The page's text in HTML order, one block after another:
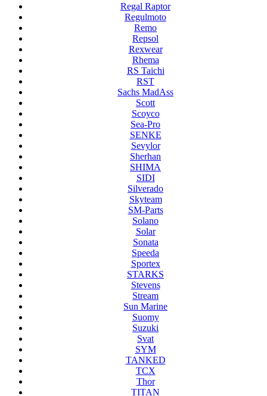
Regal Raptor
Regulmoto
Remo
Repsol
Rexwear
Rhema
RS Taichi
RST
Sachs MadAss
Scott
Scoyco
Sea-Pro
SENKE
Sevylor
Sherhan
SHIMA
SIDI
Silverado
Skyteam
SM-Parts
Solano
Solar
Sonata
Speeda
Sportex
STARKS
Stevens
Stream
Sun Marine
Suomy
Suzuki
Svat
SYM
TANKED
TCX
Thor
TITAN